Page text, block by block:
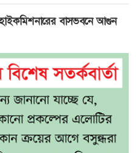
হাইকমিশনারের বাসভবনে আগুন